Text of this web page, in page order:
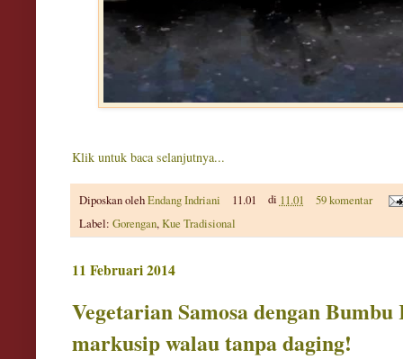
Klik untuk baca selanjutnya...
Diposkan olehEndang Indriani 11.01 di 11.01
59 komentar
Label: Gorengan,Kue Tradisional
11 Februari 2014
Vegetarian Samosa dengan
markusip walau tanpa daging!